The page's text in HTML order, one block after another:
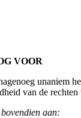
VOOR
unaniem
van de
aan: